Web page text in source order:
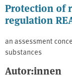
Protection of
regulation
an assessment
substances
Autor:innen